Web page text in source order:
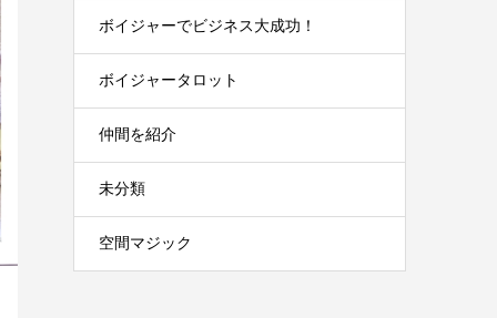
ボイジャーでビジネス大成功！
ボイジャータロット
仲間を紹介
未分類
空間マジック